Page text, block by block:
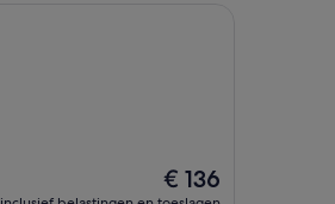
De
prijs
€ 136